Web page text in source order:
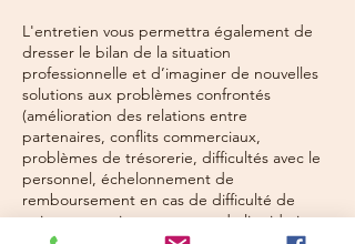
L'entretien vous permettra également de
dresser le bilan de la situation
professionnelle et d’imaginer de nouvelles
solutions aux problèmes confrontés
(amélioration des relations entre
partenaires, conflits commerciaux,
problèmes de trésorerie, difficultés avec le
personnel, échelonnement de
remboursement en cas de difficulté de
paiement, assistance en cas de liquidation,